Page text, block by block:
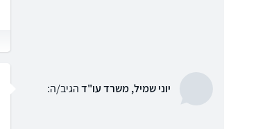
יוני שמיל, משרד עו"דהגיב/ה: